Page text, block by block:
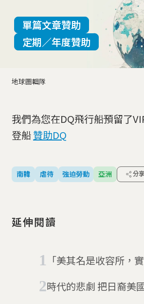
地球圖輯隊
單篇文章贊助
定期／年度贊助
我們為您在DQ飛行船預留了
登船贊助DQ
南韓 虐待 強迫勞動 亞洲 分享
延伸閱讀
「美其名是收容所，
時代的悲劇 把日裔美國人送進集中營